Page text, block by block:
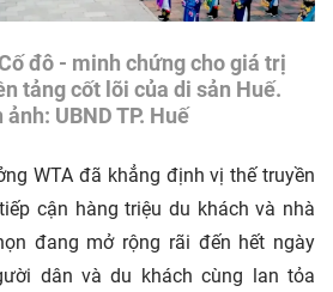
đô - minh chứng cho giá trị
tảng cốt lõi của di sản Huế.
ảnh: UBND TP. Huế
WTA đã khẳng định vị thế truyền
cận hàng triệu du khách và nhà
đang mở rộng rãi đến hết ngày
dân và du khách cùng lan tỏa